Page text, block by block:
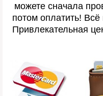
можете сначала
потом оплатить!
Привлекательная